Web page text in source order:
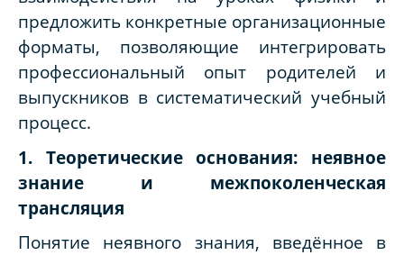
предложить конкретные организационные
форматы, позволяющие интегрировать
профессиональный опыт родителей и
выпускников в систематический учебный
процесс.
1. Теоретические основания: неявное
знание и межпоколенческая
трансляция
Понятие неявного знания, введённое в